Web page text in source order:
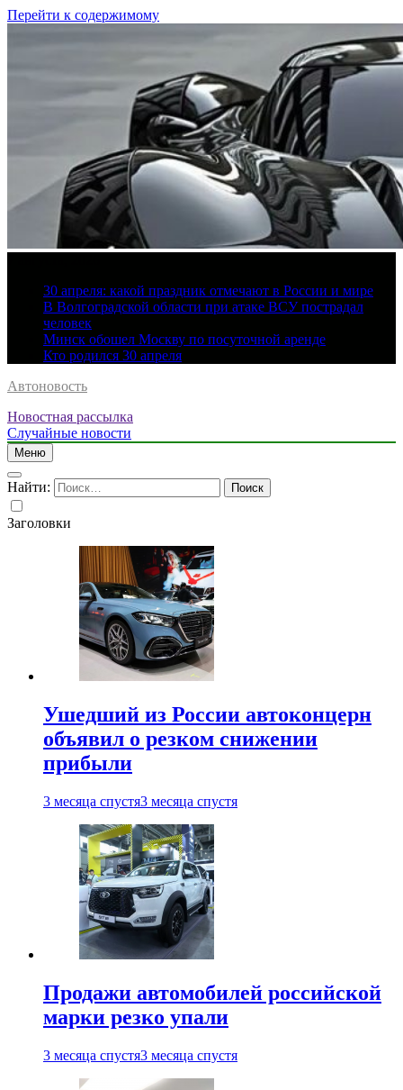
Перейти к содержимому
30 апреля: какой праздник отмечают в России и мире
В Волгоградской области при атаке ВСУ пострадал
человек
Минск обошел Москву по посуточной аренде
Кто родился 30 апреля
Автоновость
Новостная рассылка
Случайные новости
Меню
Найти:
Заголовки
Ушедший из России автоконцерн
объявил о резком снижении
прибыли
3 месяца спустя3 месяца спустя
Продажи автомобилей российской
марки резко упали
3 месяца спустя3 месяца спустя